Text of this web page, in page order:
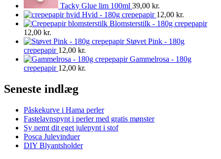
Tacky Glue lim 100ml 39,00 kr.
Hvid - 180g crepepapir 12,00 kr.
Blomsterstilk - 180g crepepapir
12,00 kr.
Støvet Pink - 180g
crepepapir 12,00 kr.
Gammelrosa - 180g
crepepapir 12,00 kr.
Seneste indlæg
Påskekurve i Hama perler
Fastelavnspynt i perler med gratis mønster
Sy nemt dit eget julepynt i stof
Posca Julevinduer
DIY Blyantsholder